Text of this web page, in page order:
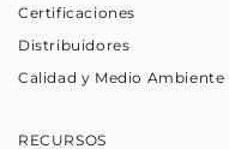
Certificaciones
Distribuidores
Calidad y Medio Ambiente
RECURSOS